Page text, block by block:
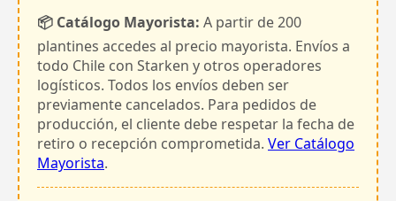
📦 Catálogo Mayorista: A partir de 200
plantines accedes al precio mayorista. Envíos a
todo Chile con Starken y otros operadores
logísticos. Todos los envíos deben ser
previamente cancelados. Para pedidos de
producción, el cliente debe respetar la fecha de
retiro o recepción comprometida. Ver Catálogo
Mayorista.